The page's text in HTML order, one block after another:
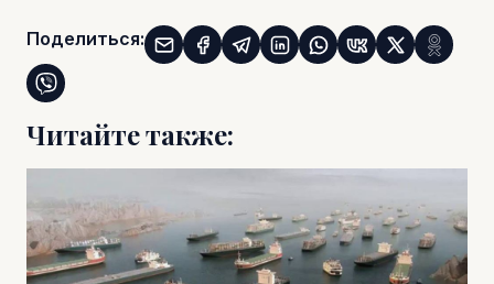
Поделиться:
Читайте также: